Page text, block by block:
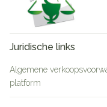
Juridische links
Algemene
platform